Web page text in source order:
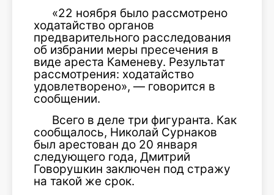
«22 ноября было рассмотрено
ходатайство органов
предварительного расследования
об избрании меры пресечения в
виде ареста Каменеву. Результат
рассмотрения: ходатайство
удовлетворено», — говорится в
сообщении.
Всего в деле три фигуранта. Как
сообщалось, Николай Сурнаков
был арестован до 20 января
следующего года, Дмитрий
Говорушкин заключен под стражу
на такой же срок.